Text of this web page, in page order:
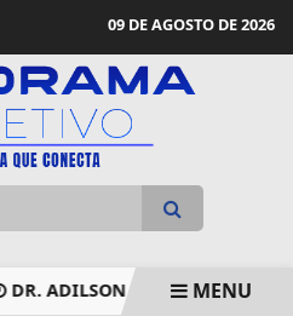
09 DE AGOSTO DE 2026
DR. ADILSON VAI ASSINAR
MENU